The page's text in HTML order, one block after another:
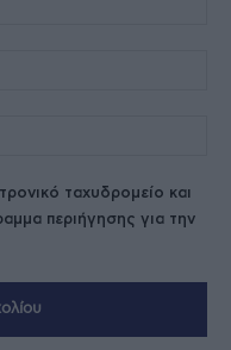
ταχυδρομείο και
περιήγησης για την